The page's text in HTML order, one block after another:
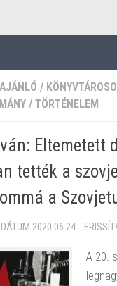
/
/ TÖRTÉNELEM
Eltemetett
tették a
a
DÁTUM 2020.06.24. ·
A 20.